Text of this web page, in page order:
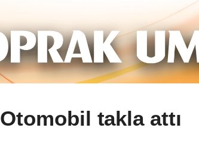
Otomobil takla attı